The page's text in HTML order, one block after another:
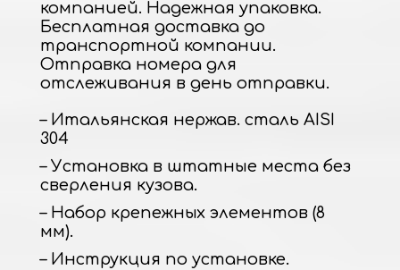
компанией. Надежная упаковка.
Бесплатная доставка до
транспортной компании.
Отправка номера для
отслеживания в день отправки.
– Итальянская нержав. сталь AISI
304
– Установка в штатные места без
сверления кузова.
– Набор крепежных элементов (8
мм).
– Инструкция по установке.